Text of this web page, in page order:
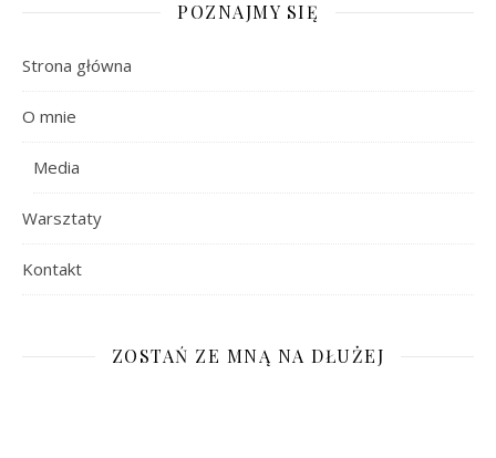
POZNAJMY SIĘ
Strona główna
O mnie
Media
Warsztaty
Kontakt
ZOSTAŃ ZE MNĄ NA DŁUŻEJ